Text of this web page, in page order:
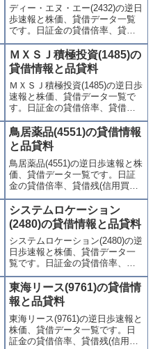
やすくまとめて掲載していま
す。
ディー・エヌ・エー(2432)の逆日
歩速報と株価、貸借データ一覧
です。日証金の貸借倍率、貸借
残(信用買残、信用売残)、品貸料
(逆日歩)、東証の週末残高、規制
(注意喚起・申込停止)など、空売
り関連情報を集計し、図解でわ
かりやすくまとめて掲載してい
ます。
ＭＸＳＪ積極投資(1485)の
貸借情報と品貸料
ＭＸＳＪ積極投資(1485)の逆日歩
速報と株価、貸借データ一覧で
す。日証金の貸借倍率、貸借残
(信用買残、信用売残)、品貸料
(逆日歩)、東証の週末残高、規制
(注意喚起・申込停止)など、空売
り関連情報を集計し、図解でわ
かりやすくまとめて掲載してい
ます。
鳥居薬品(4551)の貸借情報
と品貸料
鳥居薬品(4551)の逆日歩速報と株
価、貸借データ一覧です。日証
金の貸借倍率、貸借残(信用買
残、信用売残)、品貸料(逆日
歩)、東証の週末残高、規制(注意
喚起・申込停止)など、空売り関
連情報を集計し、図解でわかり
やすくまとめて掲載していま
す。
システムロケーション
(2480)の貸借情報と品貸料
システムロケーション(2480)の逆
日歩速報と株価、貸借データ一
覧です。日証金の貸借倍率、貸
借残(信用買残、信用売残)、品貸
料(逆日歩)、東証の週末残高、規
制(注意喚起・申込停止)など、空
売り関連情報を集計し、図解で
わかりやすくまとめて掲載して
います。
東海リース(9761)の貸借情
報と品貸料
東海リース(9761)の逆日歩速報と
株価、貸借データ一覧です。日
証金の貸借倍率、貸借残(信用買